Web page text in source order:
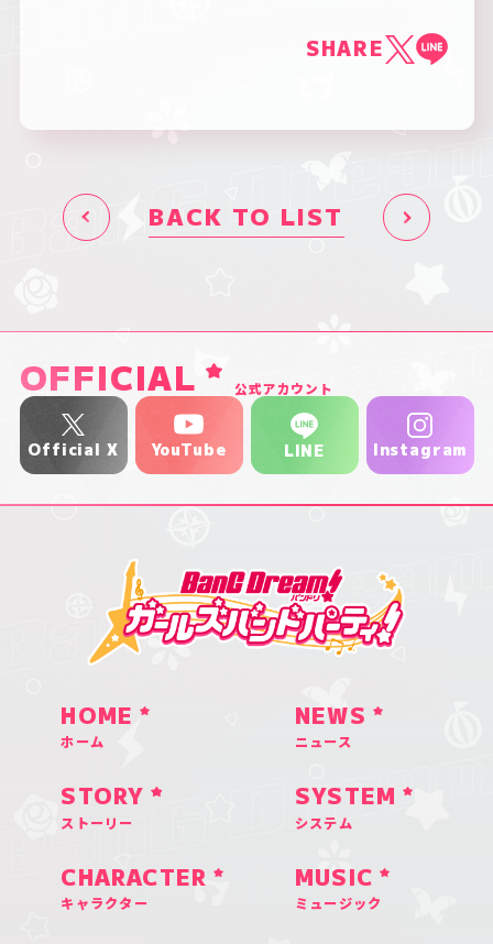
SHARE
BACK TO LIST
OFFICIAL 公式アカウント
Official X YouTube LINE Instagram
HOME
ホーム
NEWS
ニュース
STORY
ストーリー
SYSTEM
システム
CHARACTER
キャラクター
MUSIC
ミュージック